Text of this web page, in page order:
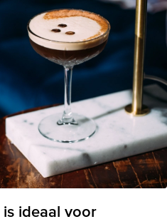
is ideaal voor